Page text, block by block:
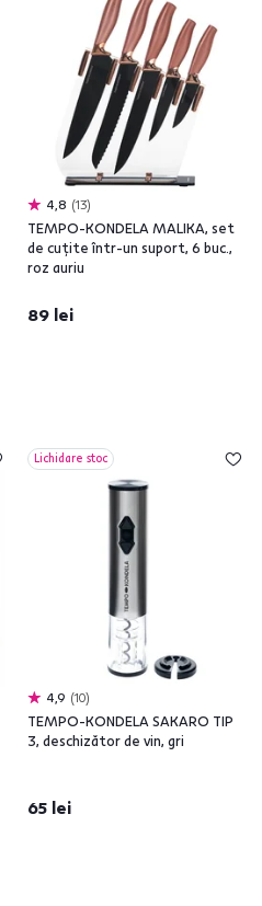
4,8 13
TEMPO-KONDELA MALIKA, set
de cuţite într-un suport, 6 buc.,
roz auriu
89 lei
Lichidare stoc
4,9 10
TEMPO-KONDELA SAKARO TIP
3, deschizător de vin, gri
65 lei